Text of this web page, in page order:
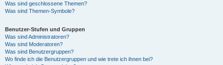
Was sind geschlossene Themen?
Was sind Themen-Symbole?
Benutzer-Stufen und Gruppen
Was sind Administratoren?
Was sind Moderatoren?
Was sind Benutzergruppen?
Wo finde ich die Benutzergruppen und wie trete ich ihnen bei?